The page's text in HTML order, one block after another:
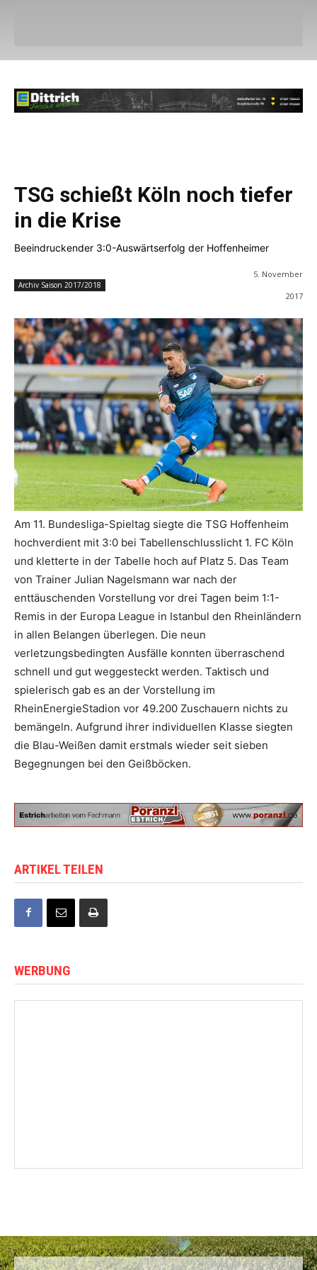
TSG schießt Köln noch tiefer
in die Krise
Beeindruckender 3:0-Auswärtserfolg der Hoffenheimer
Archiv Saison 2017/2018
5. November
2017
Am 11. Bundesliga-Spieltag siegte die TSG Hoffenheim
hochverdient mit 3:0 bei Tabellenschlusslicht 1. FC Köln
und kletterte in der Tabelle hoch auf Platz 5. Das Team
von Trainer Julian Nagelsmann war nach der
enttäuschenden Vorstellung vor drei Tagen beim 1:1-
Remis in der Europa League in Istanbul den Rheinländern
in allen Belangen überlegen. Die neun
verletzungsbedingten Ausfälle konnten überraschend
schnell und gut weggesteckt werden. Taktisch und
spielerisch gab es an der Vorstellung im
RheinEnergieStadion vor 49.200 Zuschauern nichts zu
bemängeln. Aufgrund ihrer individuellen Klasse siegten
die Blau-Weißen damit erstmals wieder seit sieben
Begegnungen bei den Geißböcken.
ARTIKEL TEILEN
WERBUNG